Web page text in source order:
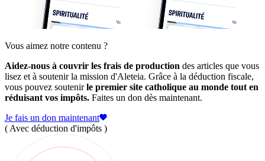
Vous aimez notre contenu ?
Aidez-nous à couvrir les frais de production des articles que vous
lisez et à soutenir la mission d'Aleteia. Grâce à la déduction fiscale,
vous pouvez soutenirle premier site catholique au monde tout en
réduisant vos impôts. Faites un don dès maintenant.
Je fais un don maintenant
( Avec déduction d'impôts )